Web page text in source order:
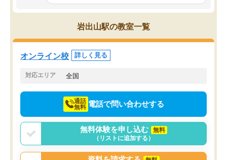
ださり、客観的なアドバイスもいただ
くことができました（志望理由・自己
PR等の添削において）。そして、なに
より自習室が解放されている点がよか
ったです。友達と好きな時間に自習
し、お互いを高めあえる環境がありま
それに対しての具体的な
ことでした。更に子供の
けてらっしゃいますので
岩出山駅の教室一覧
オンライン校 詳しく見る
対応エリア 全国
通話
無料 電話で問い合わせする
無料体験を申し込む
無料
（リストに追加する）